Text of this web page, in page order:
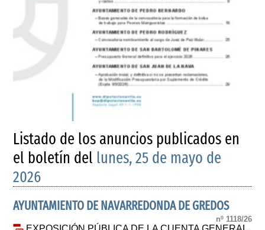
Listado de los anuncios publicados en
el boletín del lunes, 25 de mayo de
2026
AYUNTAMIENTO DE NAVARREDONDA DE GREDOS
nº 1118/26